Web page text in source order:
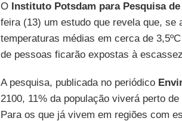
O Instituto Potsdam para Pesquisa
feira (13) um estudo que revela que,
temperaturas médias em cerca de
de pessoas ficarão expostas à
A pesquisa, publicada no periódico
2100, 11% da população viverá perto
Para os que já vivem em regiões com